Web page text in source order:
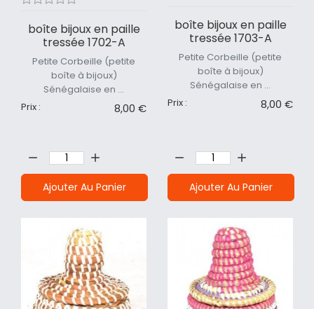
boîte bijoux en paille
tressée 1702-A
Petite Corbeille (petite
boîte à bijoux)
Sénégalaise en ...
Prix :
8,00 €
Ajouter Au Panier
boîte bijoux en paille
tressée 1703-A
Petite Corbeille (petite
boîte à bijoux)
Sénégalaise en ...
Prix :
8,00 €
Ajouter Au Panier